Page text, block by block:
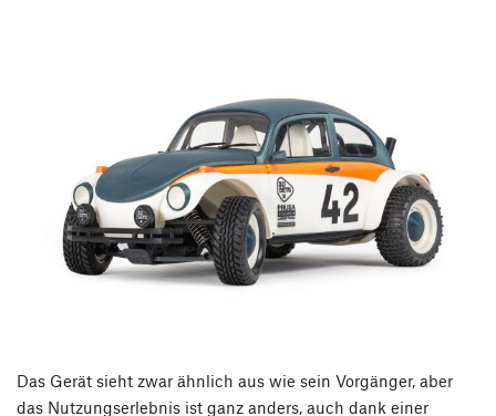
Das Gerät sieht zwar ähnlich aus wie sein Vorgänger, aber
das Nutzungserlebnis ist ganz anders, auch dank einer